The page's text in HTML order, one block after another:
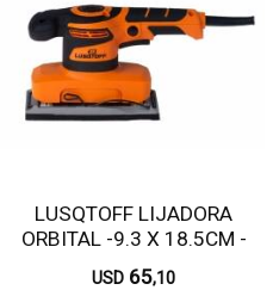
LUSQTOFF LIJADORA
ORBITAL -9.3 X 18.5CM -
320W LBL320-8
USD 65,10